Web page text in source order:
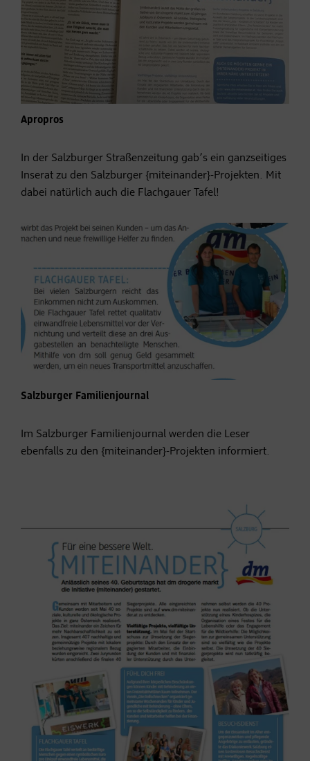
Apropros
In der Salzburger Straßenzeitung gab’s ein ganzseitiges
Inserat zu den Salzburger {miteinander}-Projekten. Mit
dabei natürlich auch die Flachgauer Tafel!
Salzburger Familienjournal
Im Salzburger Familienjournal werden die Leser
ebenfalls zu den {miteinander}-Projekten informiert.